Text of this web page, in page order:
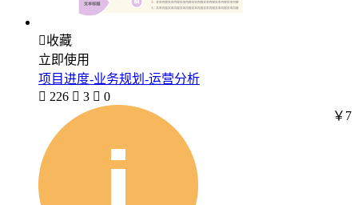
收藏
立即使用
项目进度-业务规划-运营分析
 226  3  0
￥7